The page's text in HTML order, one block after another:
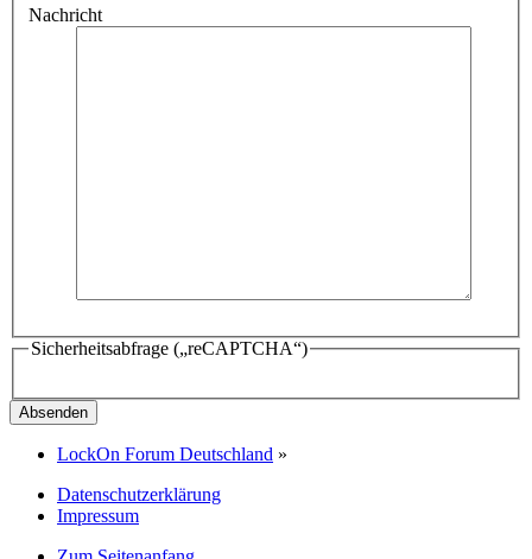
Nachricht
Sicherheitsabfrage („reCAPTCHA“)
LockOn Forum Deutschland »
Datenschutzerklärung
Impressum